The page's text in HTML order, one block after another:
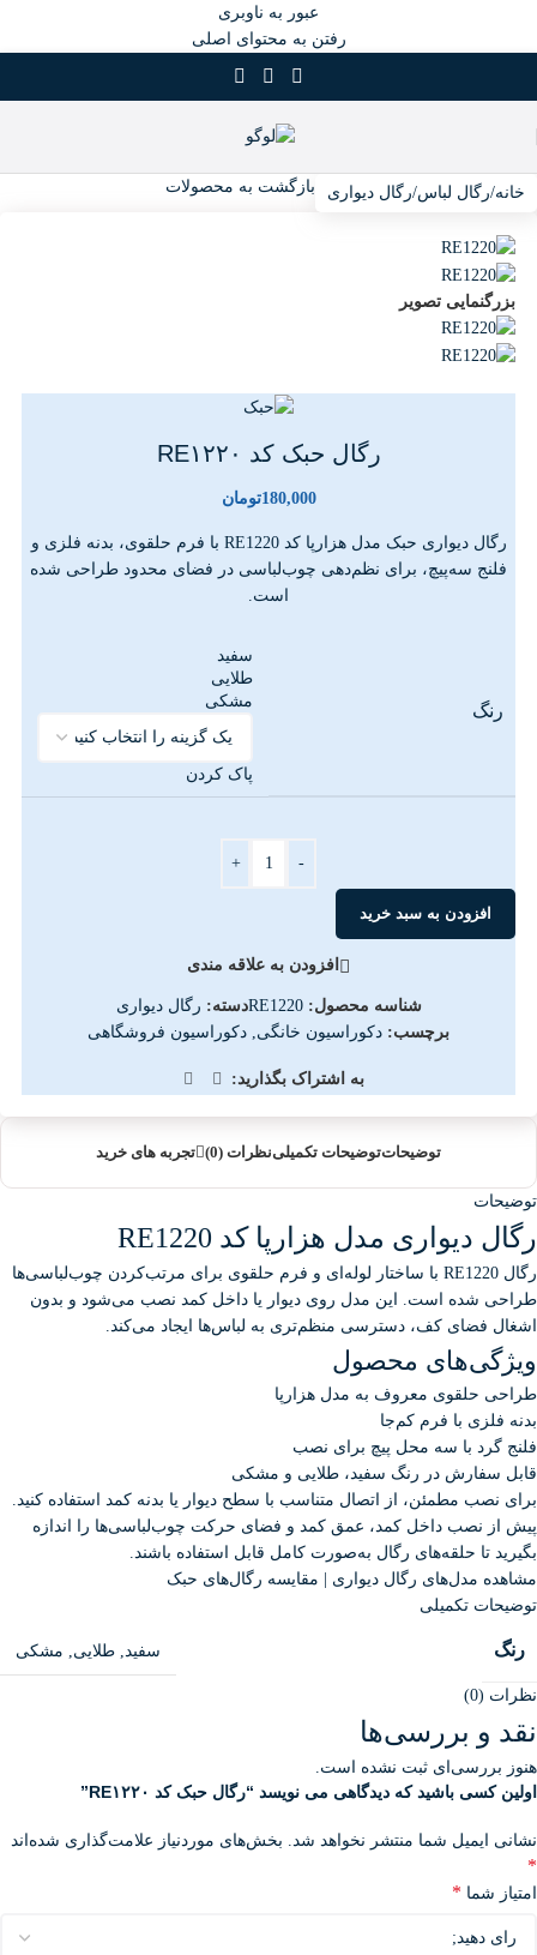
عبور به ناوبری
رفتن به محتوای اصلی
خانه/رگال لباس/رگال دیواری بازگشت به محصولات
بزرگنمایی تصویر
رگال حبک کد RE۱۲۲۰
180,000تومان
رگال دیواری حبک مدل هزارپا کد RE1220 با فرم حلقوی، بدنه فلزی و
فلنج سه‌پیچ، برای نظم‌دهی چوب‌لباسی در فضای محدود طراحی شده
است.
رنگ
سفید
طلایی
مشکی
پاک کردن
-
+
افزودن به سبد خرید
افزودن به علاقه مندی
شناسه محصول:RE1220دسته: رگال دیواری
برچسب: دکوراسیون خانگی دکوراسیون فروشگاهی
به اشتراک بگذارید:
توضیحاتتوضیحات تکمیلینظرات (0) تجربه های خرید
توضیحات
رگال دیواری مدل هزارپا کد RE1220
رگال RE1220 با ساختار لوله‌ای و فرم حلقوی برای مرتب‌کردن چوب‌لباسی‌ها
طراحی شده است. این مدل روی دیوار یا داخل کمد نصب می‌شود و بدون
اشغال فضای کف، دسترسی منظم‌تری به لباس‌ها ایجاد می‌کند.
ویژگی‌های محصول
طراحی حلقوی معروف به مدل هزارپا
بدنه فلزی با فرم کم‌جا
فلنج گرد با سه محل پیچ برای نصب
قابل سفارش در رنگ سفید، طلایی و مشکی
برای نصب مطمئن، از اتصال متناسب با سطح دیوار یا بدنه کمد استفاده کنید.
پیش از نصب داخل کمد، عمق کمد و فضای حرکت چوب‌لباسی‌ها را اندازه
بگیرید تا حلقه‌های رگال به‌صورت کامل قابل استفاده باشند.
مشاهده مدل‌های رگال دیواری
مقایسه رگال‌های حبک
توضیحات تکمیلی
رنگ سفید طلایی مشکی
نظرات (0)
نقد و بررسی‌ها
هنوز بررسی‌ای ثبت نشده است.
اولین کسی باشید که دیدگاهی می نویسد “رگال حبک کد RE۱۲۲۰”
نشانی ایمیل شما منتشر نخواهد شد. بخش‌های موردنیاز علامت‌گذاری شده‌اند
*
امتیاز شما *